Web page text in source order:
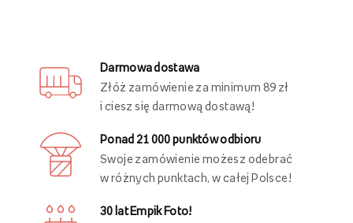
Darmowa dostawa
Złóż zamówienie za minimum 89 zł
i ciesz się darmową dostawą!
Ponad 21 000 punktów odbioru
Swoje zamówienie możesz odebrać
w różnych punktach, w całej Polsce!
30 lat Empik Foto!